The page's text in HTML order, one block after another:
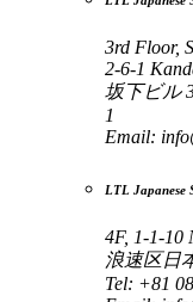
3rd Floor,
2-6-1
坂下ビル
1
Email:
LTL Japanese
4F, 1-1-10
浪速区日
Tel: +81